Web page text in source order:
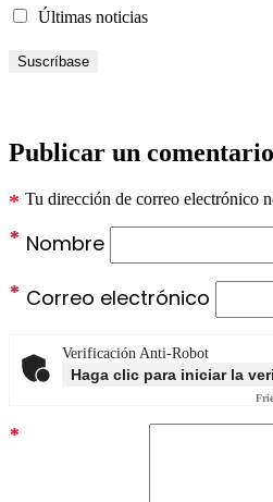
Últimas noticias
Publicar un comentario
Tu dirección de correo electrónico
*
Nombre
*
Correo electrónico
*
Verificación Anti-Robot
Haga clic para iniciar la
*